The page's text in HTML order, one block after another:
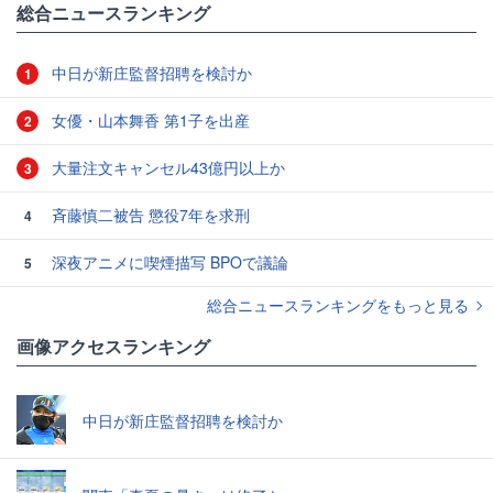
総合ニュースランキング
1 中日が新庄監督招聘を検討か
2 女優・山本舞香 第1子を出産
3 大量注文キャンセル43億円以上か
4 斉藤慎二被告 懲役7年を求刑
5
深夜アニメに喫煙描写 BPOで議論
総合ニュースランキングをもっと見る
画像アクセスランキング
中日が新庄監督招聘を検討か